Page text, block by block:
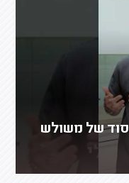
של משולש